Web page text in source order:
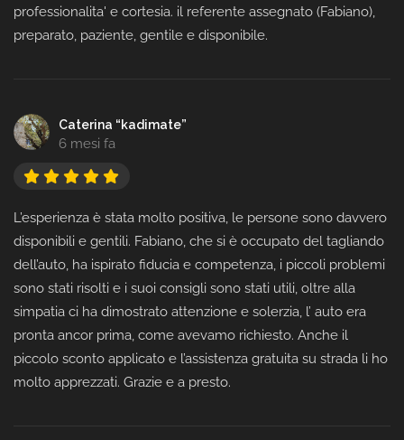
professionalita' e cortesia. il referente assegnato (Fabiano),
preparato, paziente, gentile e disponibile.
Caterina “kadimate”
6 mesi fa
L’esperienza è stata molto positiva, le persone sono davvero
disponibili e gentili. Fabiano, che si è occupato del tagliando
dell’auto, ha ispirato fiducia e competenza, i piccoli problemi
sono stati risolti e i suoi consigli sono stati utili, oltre alla
simpatia ci ha dimostrato attenzione e solerzia, l’ auto era
pronta ancor prima, come avevamo richiesto. Anche il
piccolo sconto applicato e l’assistenza gratuita su strada li ho
molto apprezzati. Grazie e a presto.